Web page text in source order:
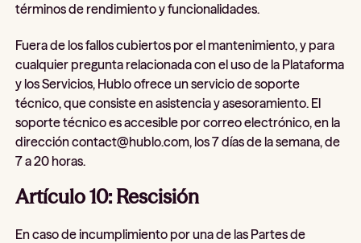
términos de rendimiento y funcionalidades.
Fuera de los fallos cubiertos por el mantenimiento, y para
cualquier pregunta relacionada con el uso de la Plataforma
y los Servicios, Hublo ofrece un servicio de soporte
técnico, que consiste en asistencia y asesoramiento. El
soporte técnico es accesible por correo electrónico, en la
dirección contact@hublo.com, los 7 días de la semana, de
7 a 20 horas.
Artículo 10: Rescisión
En caso de incumplimiento por una de las Partes de